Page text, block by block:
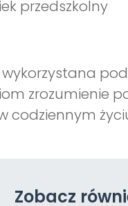
przedszkolny
zrozumienie
codziennym
Zobacz